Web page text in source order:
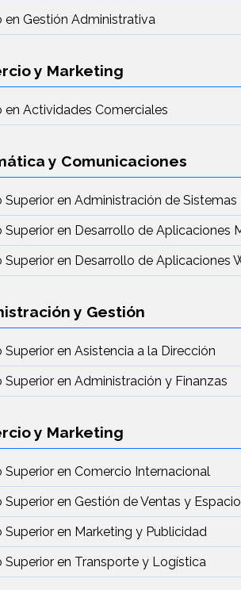
en Gestión Administrativa
y Marketing
en Actividades Comerciales
y Comunicaciones
Superior en Administración de
Superior en Desarrollo de Aplicaciones
Superior en Desarrollo de Aplicaciones
y Gestión
Superior en Asistencia a la Dirección
Superior en Administración y Finanzas
y Marketing
Superior en Comercio Internacional
Superior en Gestión de Ventas y
Superior en Marketing y Publicidad
Superior en Transporte y Logística